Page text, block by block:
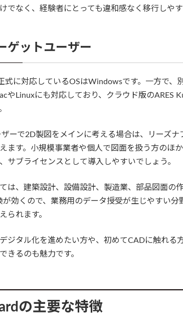
でなく、経験者にとっても違和感なく移行しやす
ゲットユーザー
式に対応しているOSはWindowsです。一方で、
やLinuxにも対応しており、クラウド版のARES
ーで2D製図をメインに考える場合は、リーズナ
ます。小規模事業者や個人で図面を扱う方のほ
サブライセンスとして導入しやすいでしょう。
は、建築設計、設備設計、製造業、部品図面の
効くので、業務用のデータ授受が生じやすい分
られます。
ジタル化を進めたい方や、初めてCADに触れる
きるのも魅力です。
の主要な特徴